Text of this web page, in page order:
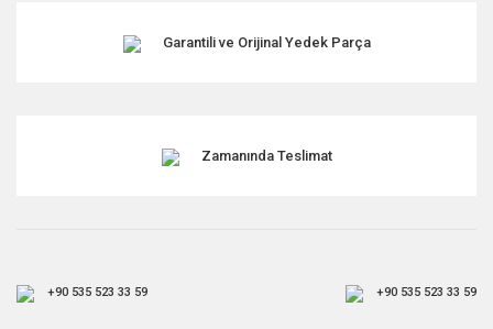
Garantili ve Orijinal Yedek Parça
Zamanında Teslimat
+90 535 523 33 59 +90 535 523 33 59